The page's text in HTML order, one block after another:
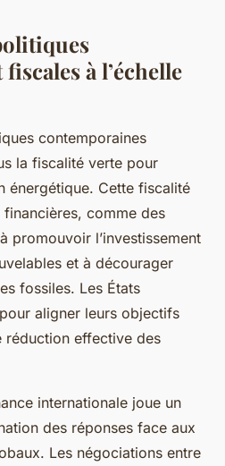
à l’échelle
contemporaines
la fiscalité verte pour
énergétique. Cette fiscalité
comme des
promouvoir l’investissement
et à décourager
fossiles. Les États
aligner leurs objectifs
réduction effective des
internationale joue un
des réponses face aux
Les négociations entre